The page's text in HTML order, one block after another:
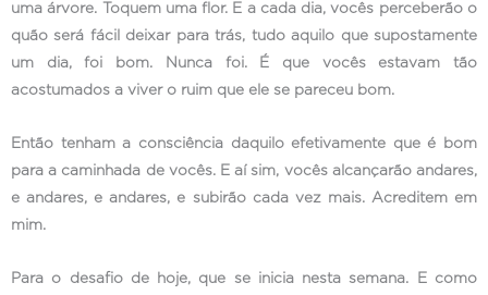
uma árvore. Toquem uma flor. E a cada dia, vocês perceberão o
quão será fácil deixar para trás, tudo aquilo que supostamente
um dia, foi bom. Nunca foi. É que vocês estavam tão
acostumados a viver o ruim que ele se pareceu bom.
Então tenham a consciência daquilo efetivamente que é bom
para a caminhada de vocês. E aí sim, vocês alcançarão andares,
e andares, e andares, e subirão cada vez mais. Acreditem em
mim.
Para o desafio de hoje, que se inicia nesta semana. E como